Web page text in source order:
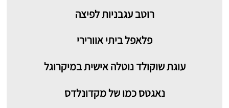
רוטב עגבניות לפיצה
פלאפל ביתי אוורירי
עוגת שוקולד נוטלה אישית במיקרוגל
נאגטס כמו של מקדונלדס